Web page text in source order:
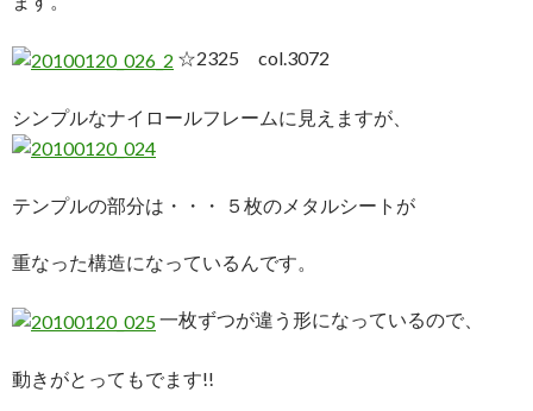
☆2325 col.3072
シンプルなナイロールフレームに見えますが、
テンプルの部分は・・・ ５枚のメタルシートが
重なった構造になっているんです。
一枚ずつが違う形になっているので、
動きがとってもでます!!